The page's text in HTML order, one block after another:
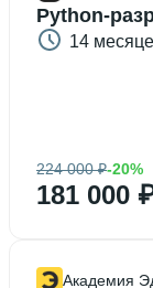
Python-
14
224 000 ₽-20%
181 000
Академия